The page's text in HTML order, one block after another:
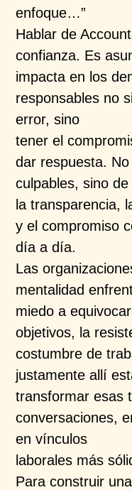
enfoque…”
Hablar de
confianza. Es
impacta en los
responsables no
error, sino
tener el
dar respuesta.
culpables, sino
la transparencia,
y el compromiso
día a día.
Las
mentalidad
miedo a
objetivos, la
costumbre de
justamente allí
transformar esas
conversaciones,
en vínculos
laborales más
Para construir